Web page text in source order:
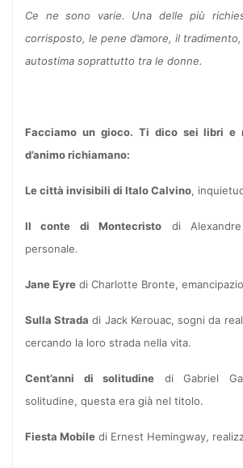
Ce ne sono varie. Una delle più
corrisposto, le pene d’amore, il
autostima soprattutto tra le donne.
Facciamo un gioco. Ti dico sei libri e
d’animo richiamano:
Le città invisibili di Italo Calvino,
Il conte di Montecristo di
personale.
Jane Eyre di Charlotte Bronte,
Sulla Strada di Jack Kerouac, sogni da
cercando la loro strada nella vita.
Cent’anni di solitudine di Gabriel
solitudine, questa era già nel titolo.
Fiesta Mobile di Ernest Hemingway,